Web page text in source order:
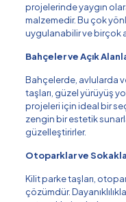
projelerinde yaygın
malzemedir. Bu çok
uygulanabilir ve birçok
Bahçeler ve Açık
Bahçelerde, avlularda
taşları, güzel yürüyüş
projeleri için ideal bir
zengin bir estetik
güzelleştirirler.
Otoparklar ve
Kilit parke taşları,
çözümdür.